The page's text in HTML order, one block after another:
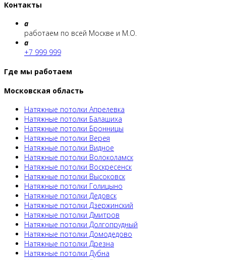
Контакты
a
работаем по всей Москве и М.О.
a
+7 999 999
Где мы работаем
Московская область
Натяжные потолки Апрелевка
Натяжные потолки Балашиха
Натяжные потолки Бронницы
Натяжные потолки Верея
Натяжные потолки Видное
Натяжные потолки Волоколамск
Натяжные потолки Воскресенск
Натяжные потолки Высоковск
Натяжные потолки Голицыно
Натяжные потолки Дедовск
Натяжные потолки Дзержинский
Натяжные потолки Дмитров
Натяжные потолки Долгопрудный
Натяжные потолки Домодедово
Натяжные потолки Дрезна
Натяжные потолки Дубна